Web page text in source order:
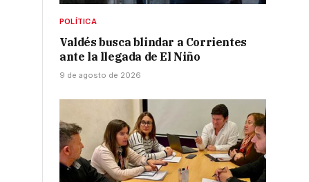
POLÍTICA
Valdés busca blindar a Corrientes
ante la llegada de El Niño
9 de agosto de 2026